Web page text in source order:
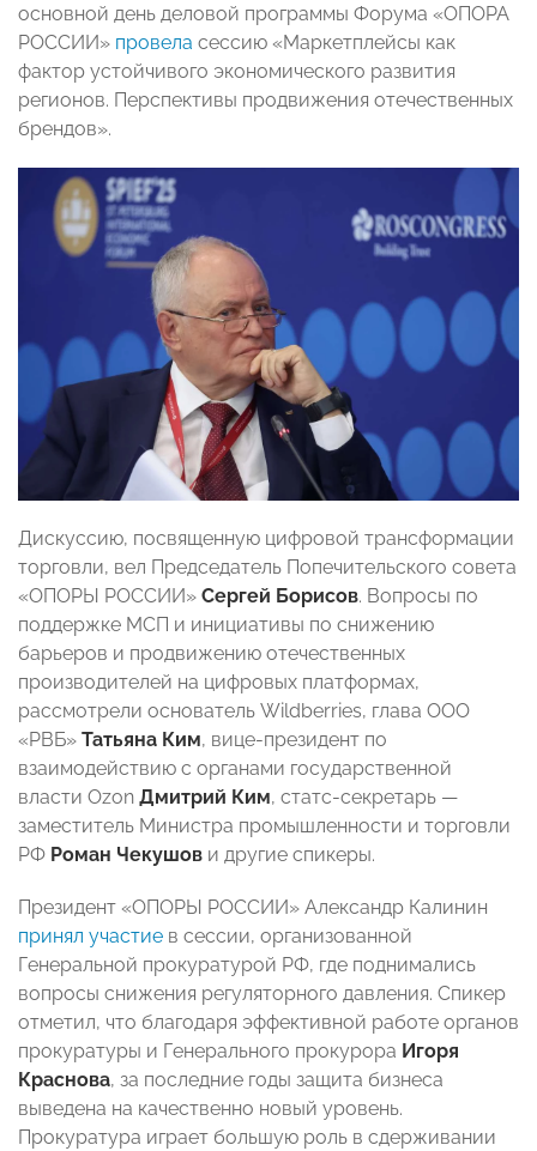
основной день деловой программы Форума «ОПОРА
РОССИИ» провела сессию «Маркетплейсы как
фактор устойчивого экономического развития
регионов. Перспективы продвижения отечественных
брендов».
Дискуссию, посвященную цифровой трансформации
торговли, вел Председатель Попечительского совета
«ОПОРЫ РОССИИ» Сергей Борисов. Вопросы по
поддержке МСП и инициативы по снижению
барьеров и продвижению отечественных
производителей на цифровых платформах,
рассмотрели основатель Wildberries, глава ООО
«РВБ» Татьяна Ким, вице-президент по
взаимодействию с органами государственной
власти Ozon Дмитрий Ким, статс-секретарь —
заместитель Министра промышленности и торговли
РФ Роман Чекушов и другие спикеры.
Президент «ОПОРЫ РОССИИ» Александр Калинин
принял участие в сессии, организованной
Генеральной прокуратурой РФ, где поднимались
вопросы снижения регуляторного давления. Спикер
отметил, что благодаря эффективной работе органов
прокуратуры и Генерального прокурора Игоря
Краснова, за последние годы защита бизнеса
выведена на качественно новый уровень.
Прокуратура играет большую роль в сдерживании